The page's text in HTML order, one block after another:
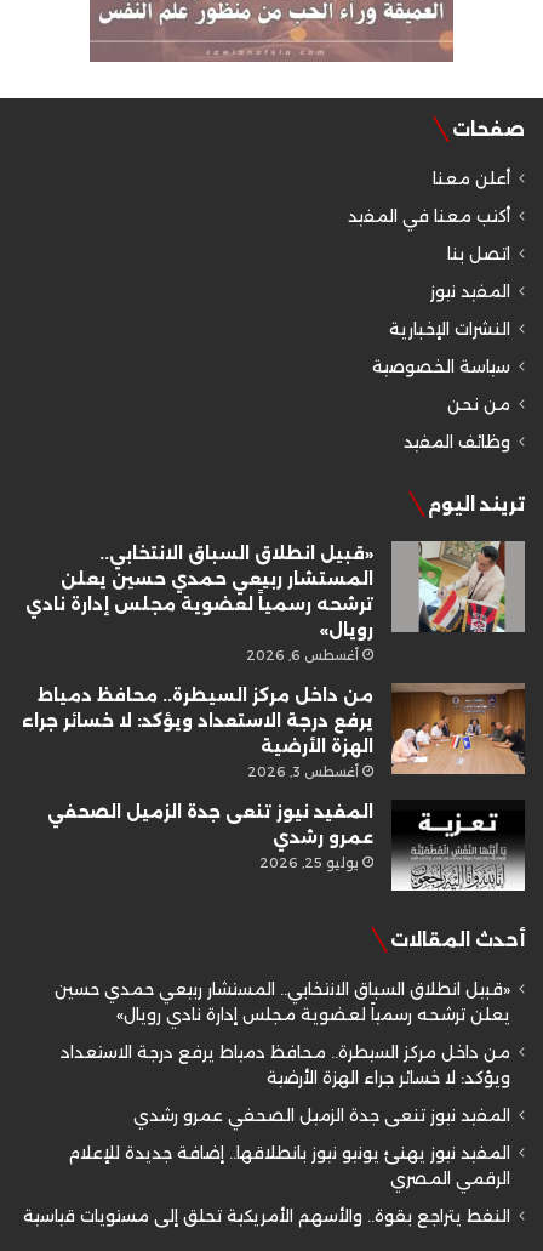
صفحات
أعلن معنا
أكتب معنا في المفيد
اتصل بنا
المفيد نيوز
النشرات الإخبارية
سياسة الخصوصية
من نحن
وظائف المفيد
تريند اليوم
«قبيل انطلاق السباق الانتخابي..
المستشار ربيعي حمدي حسين يعلن
ترشحه رسمياً لعضوية مجلس إدارة نادي
رويال»
أغسطس 6, 2026
من داخل مركز السيطرة.. محافظ دمياط
يرفع درجة الاستعداد ويؤكد: لا خسائر جراء
الهزة الأرضية
أغسطس 3, 2026
المفيد نيوز تنعى جدة الزميل الصحفي
عمرو رشدي
يوليو 25, 2026
أحدث المقالات
«قبيل انطلاق السباق الانتخابي.. المستشار ربيعي حمدي حسين
يعلن ترشحه رسمياً لعضوية مجلس إدارة نادي رويال»
من داخل مركز السيطرة.. محافظ دمياط يرفع درجة الاستعداد
ويؤكد: لا خسائر جراء الهزة الأرضية
المفيد نيوز تنعى جدة الزميل الصحفي عمرو رشدي
المفيد نيوز يهنئ يونيو نيوز بانطلاقها.. إضافة جديدة للإعلام
الرقمي المصري
النفط يتراجع بقوة.. والأسهم الأمريكية تحلق إلى مستويات قياسية